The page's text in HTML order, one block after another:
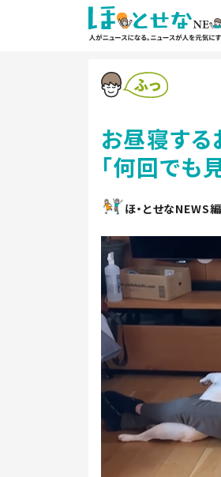
お昼寝す
「何回でも
ほ・とせなNEWS